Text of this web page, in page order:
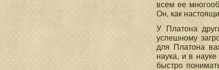
всем ее
Он, как
У Платона
успешному
для Платона
наука, и в
быстро